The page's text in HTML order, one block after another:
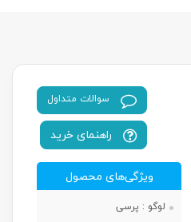
سوالات متداول
راهنمای خرید
ویژگی‌های محصول
لوگو : پرسی